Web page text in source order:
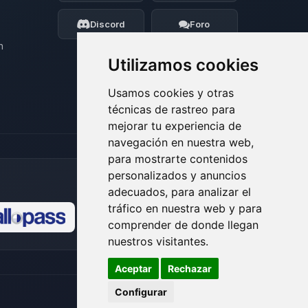
Utilizamos cookies
Usamos cookies y otras
técnicas de rastreo para
mejorar tu experiencia de
navegación en nuestra web,
para mostrarte contenidos
personalizados y anuncios
adecuados, para analizar el
tráfico en nuestra web y para
comprender de donde llegan
nuestros visitantes.
Aceptar
Rechazar
Configurar
Discord Foro
moveré mis pequenos circuitos para
ayudarte.
06/08/2026 09:24